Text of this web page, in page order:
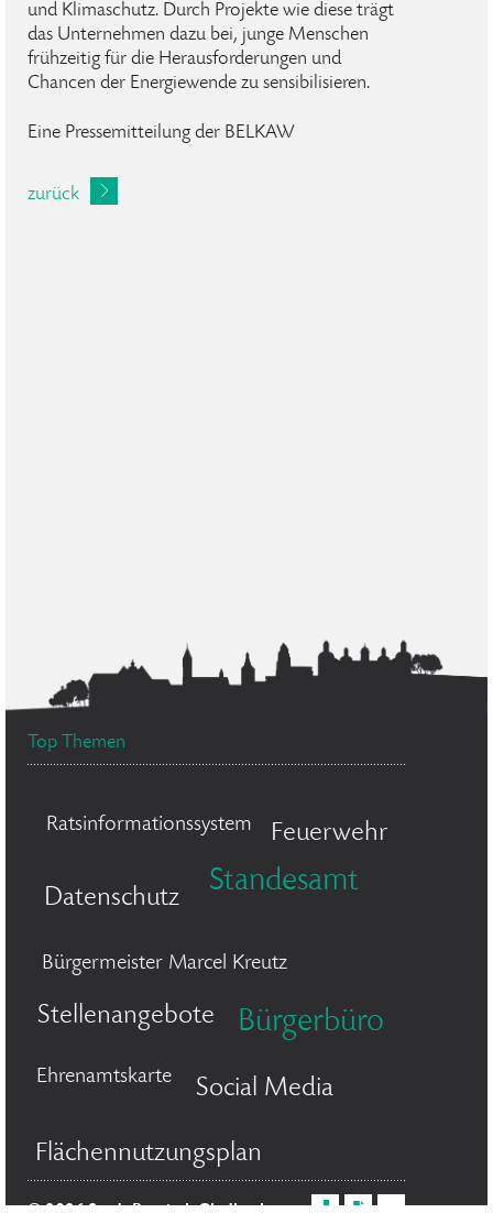
und Klimaschutz. Durch Projekte wie diese trägt
das Unternehmen dazu bei, junge Menschen
frühzeitig für die Herausforderungen und
Chancen der Energiewende zu sensibilisieren.
Eine Pressemitteilung der BELKAW
zurück
Top Themen
Ratsinformationssystem Feuerwehr
Datenschutz Standesamt
Bürgermeister Marcel Kreutz
Stellenangebote Bürgerbüro
Ehrenamtskarte Social Media
Flächennutzungsplan